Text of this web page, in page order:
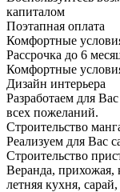
капиталом
Поэтапная оплата
Комфортные
Рассрочка до 6
Комфортные
Дизайн интерьера
Разработаем для
всех пожеланий.
Строительство
Реализуем для Вас
Строительство
Веранда, прихожая,
летняя кухня,